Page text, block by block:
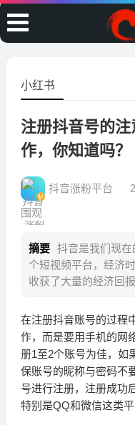
小红书
注册抖音号的
作，你知道吗？
抖音涨粉平台
围观
摘要 抖音是我们现
个短视频平台，经济
收获了大量的经济回报
在注册抖音账号的过程
作，而是要用手机的网
册1至2个账号为佳，如
保账号的昵称与密码不
号进行注册，注册成功
特别是QQ和微信这类平